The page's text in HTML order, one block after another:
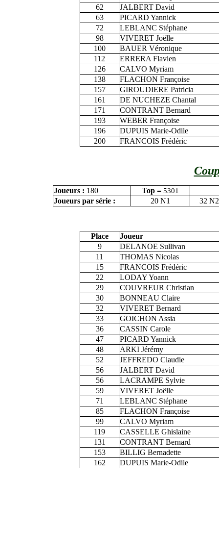
62
JALBERT David
63
PICARD Yannick
72
LEBLANC Stéphane
98
VIVERET Joëlle
100
BAUER Véronique
112
ERRERA Flavien
126
CALVO Myriam
138
FLACHON Françoise
157
GIROUDIERE Patricia
161
DE NUCHEZE Chantal
171
CONTRANT Bernard
193
WEBER Françoise
196
DUPUIS Marie-Odile
200
FRANCOIS Frédéric
Joueurs : 180 Top = 5301
Joueurs par série : 20 N1 32 N2
Place
Joueur
9
DELANOE Sullivan
11
THOMAS Nicolas
15
FRANCOIS Frédéric
22
LODAY Yoann
29
COUVREUR Christian
30
BONNEAU Claire
32
VIVERET Bernard
33
GOICHON Assia
36
CASSIN Carole
47
PICARD Yannick
48
ARKI Jérémy
52
JEFFREDO Claudie
56
JALBERT David
56
LACRAMPE Sylvie
59
VIVERET Joëlle
71
LEBLANC Stéphane
85
FLACHON Françoise
99
CALVO Myriam
119
CASSELLE Ghislaine
131
CONTRANT Bernard
153
BILLIG Bernadette
162
DUPUIS Marie-Odile